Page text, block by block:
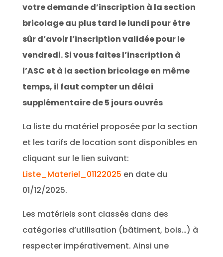
votre demande d’inscription à la section
bricolage au plus tard le lundi pour être
sûr d’avoir l’inscription validée pour le
vendredi. Si vous faites l’inscription à
l’ASC et à la section bricolage en même
temps, il faut compter un délai
supplémentaire de 5 jours ouvrés
La liste du matériel proposée par la section
et les tarifs de location sont disponibles en
cliquant sur le lien suivant:
Liste_Materiel_01122025 en date du
01/12/2025.
Les matériels sont classés dans des
catégories d’utilisation (bâtiment, bois…) à
respecter impérativement. Ainsi une